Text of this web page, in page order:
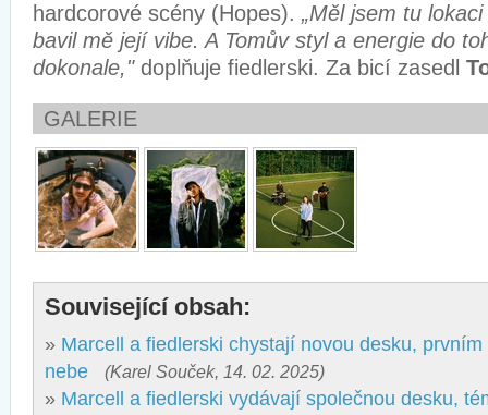
hardcorové scény (Hopes). „Měl jsem tu
bavil mě její vibe. A Tomův styl a energie do
dokonale,"doplňuje fiedlerski. Za bicí zasedl
GALERIE
Související obsah:
» Marcell a fiedlerski chystají novou desku,
nebe
(Karel Souček, 14. 02. 2025)
» Marcell a fiedlerski vydávají společnou desku,